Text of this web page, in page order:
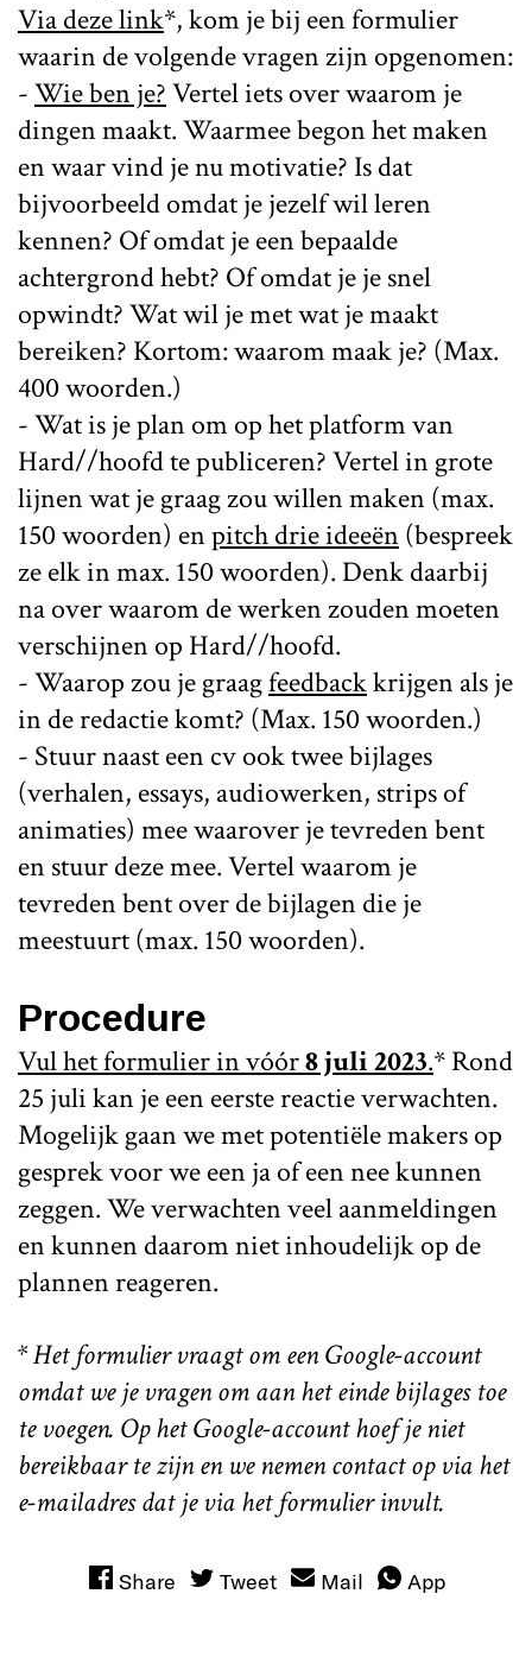
Via deze link*, kom je bij een formulier
waarin de volgende vragen zijn opgenomen:
-Wie ben je?Vertel iets over waarom je
dingen maakt. Waarmee begon het maken
en waar vind je nu motivatie? Is dat
bijvoorbeeld omdat je jezelf wil leren
kennen? Of omdat je een bepaalde
achtergrond hebt? Of omdat je je snel
opwindt? Wat wil je met wat je maakt
bereiken? Kortom: waarom maak je? (Max.
400 woorden.)
- Wat is je plan om op het platform van
Hard//hoofd te publiceren? Vertel in grote
lijnen wat je graag zou willen maken (max.
150 woorden) enpitch drie ideeën(bespreek
ze elk in max. 150 woorden). Denk daarbij
na over waarom de werken zouden moeten
verschijnen op Hard//hoofd.
- Waarop zou je graagfeedbackkrijgen als je
in de redactie komt? (Max. 150 woorden.)
- Stuur naast een cv ook twee bijlages
(verhalen, essays, audiowerken, strips of
animaties) mee waarover je tevreden bent
en stuur deze mee. Vertel waarom je
tevreden bent over de bijlagen die je
meestuurt (max. 150 woorden).
Procedure
Vul het formulier in vóór8 juli 2023.* Rond
25 juli kan je een eerste reactie verwachten.
Mogelijk gaan we met potentiële makers op
gesprek voor we een ja of een nee kunnen
zeggen. We verwachten veel aanmeldingen
en kunnen daarom niet inhoudelijk op de
plannen reageren.
* Het formulier vraagt om een Google-account
omdat we je vragen om aan het einde bijlages toe
te voegen. Op het Google-account hoef je niet
bereikbaar te zijn en we nemen contact op via het
e-mailadres dat je via het formulier invult.
Share Tweet Mail App